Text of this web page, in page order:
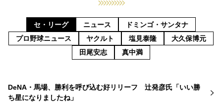
セ・リーグ ニュース
ドミンゴ・サンタナ
プロ野球ニュース
ヤクルト 塩見泰隆
大久保博元
田尾安志
真中満
DeNA・馬場、勝利を呼び込む好リリーフ 辻発彦氏「いい勝
ち星になりましたね」